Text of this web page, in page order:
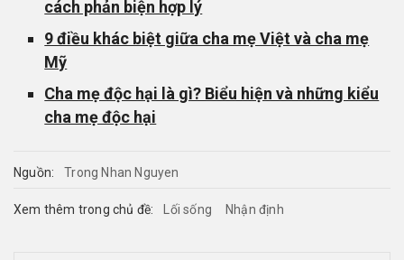
cách phản biện hợp lý
9 điều khác biệt giữa cha mẹ Việt và cha mẹ
Mỹ
Cha mẹ độc hại là gì? Biểu hiện và những kiểu
cha mẹ độc hại
Nguồn: Trong Nhan Nguyen
Xem thêm trong chủ đề: Lối sống Nhận định